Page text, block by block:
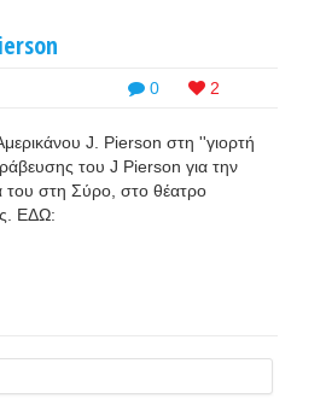
0 2
J. Pierson στη ''γιορτή
του J Pierson για την
του στη Σύρο, στο θέατρο
ΕΔΩ: